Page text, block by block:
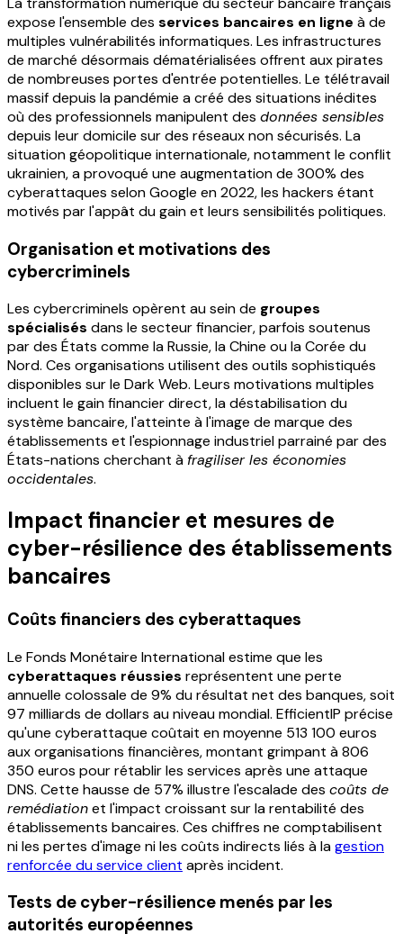
expose l'ensemble des services bancaires en ligne à de
multiples vulnérabilités informatiques. Les infrastructures
de marché désormais dématérialisées offrent aux pirates
de nombreuses portes d'entrée potentielles. Le télétravail
massif depuis la pandémie a créé des situations inédites
où des professionnels manipulent des données sensibles
depuis leur domicile sur des réseaux non sécurisés. La
situation géopolitique internationale, notamment le conflit
ukrainien, a provoqué une augmentation de 300% des
cyberattaques selon Google en 2022, les hackers étant
motivés par l'appât du gain et leurs sensibilités politiques.
Organisation et motivations des
cybercriminels
Les cybercriminels opèrent au sein de groupes
spécialisés dans le secteur financier, parfois soutenus
par des États comme la Russie, la Chine ou la Corée du
Nord. Ces organisations utilisent des outils sophistiqués
disponibles sur le Dark Web. Leurs motivations multiples
incluent le gain financier direct, la déstabilisation du
système bancaire, l'atteinte à l'image de marque des
établissements et l'espionnage industriel parrainé par des
États-nations cherchant à fragiliser les économies
occidentales.
Impact financier et mesures de
cyber-résilience des établissements
bancaires
Coûts financiers des cyberattaques
Le Fonds Monétaire International estime que les
cyberattaques réussies représentent une perte
annuelle colossale de 9% du résultat net des banques, soit
97 milliards de dollars au niveau mondial. EfficientIP précise
qu'une cyberattaque coûtait en moyenne 513 100 euros
aux organisations financières, montant grimpant à 806
350 euros pour rétablir les services après une attaque
DNS. Cette hausse de 57% illustre l'escalade des coûts de
remédiationet l'impact croissant sur la rentabilité des
établissements bancaires. Ces chiffres ne comptabilisent
ni les pertes d'image ni les coûts indirects liés à lagestion
renforcée du service client après incident.
Tests de cyber-résilience menés par les
autorités européennes